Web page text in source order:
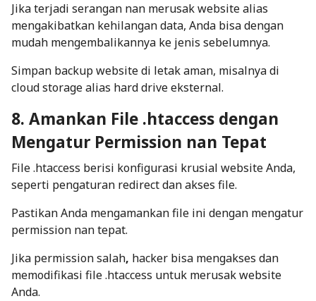
Jika terjadi serangan nan merusak website alias
mengakibatkan kehilangan data, Anda bisa dengan
mudah mengembalikannya ke jenis sebelumnya.
Simpan backup website di letak aman, misalnya di
cloud storage alias hard drive eksternal.
8. Amankan File .htaccess dengan
Mengatur Permission nan Tepat
File .htaccess berisi konfigurasi krusial website Anda,
seperti pengaturan redirect dan akses file.
Pastikan Anda mengamankan file ini dengan mengatur
permission nan tepat.
Jika permission salah, hacker bisa mengakses dan
memodifikasi file .htaccess untuk merusak website
Anda.